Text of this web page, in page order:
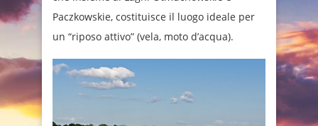
Paczkowskie, costituisce il luogo ideale per
un “riposo attivo” (vela, moto d’acqua).